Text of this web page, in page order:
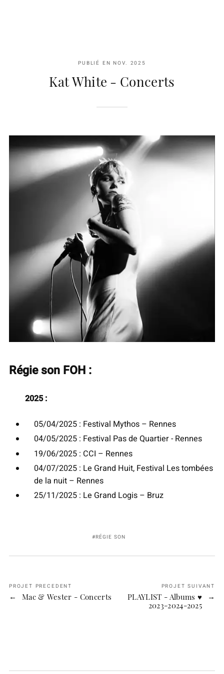
PUBLIÉ ENNOV. 2025
Kat White - Concerts
Régie son FOH :
2025 :
05/04/2025 : Festival Mythos – Rennes
04/05/2025 : Festival Pas de Quartier - Rennes
19/06/2025 : CCI – Rennes
04/07/2025 : Le Grand Huit, Festival Les tombées
de la nuit – Rennes
25/11/2025 : Le Grand Logis – Bruz
RÉGIE SON
PROJET PRECEDENT
Mac & Wester - Concerts
PROJET SUIVANT
PLAYLIST - Albums ♥
2023-2024-2025